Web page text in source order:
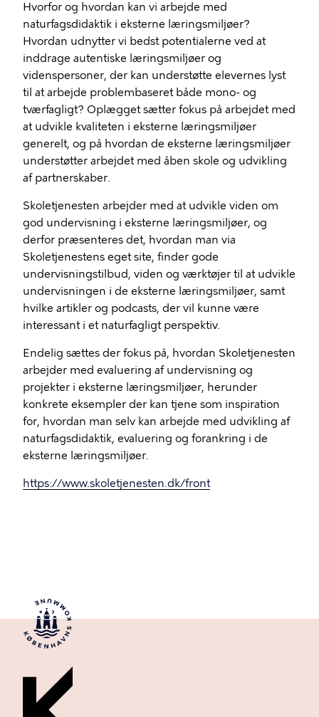
Hvorfor og hvordan kan vi arbejde med
naturfagsdidaktik i eksterne læringsmiljøer?
Hvordan udnytter vi bedst potentialerne ved at
inddrage autentiske læringsmiljøer og
videnspersoner, der kan understøtte elevernes lyst
til at arbejde problembaseret både mono- og
tværfagligt? Oplægget sætter fokus på arbejdet med
at udvikle kvaliteten i eksterne læringsmiljøer
generelt, og på hvordan de eksterne læringsmiljøer
understøtter arbejdet med åben skole og udvikling
af partnerskaber.
Skoletjenesten arbejder med at udvikle viden om
god undervisning i eksterne læringsmiljøer, og
derfor præsenteres det, hvordan man via
Skoletjenestens eget site, finder gode
undervisningstilbud, viden og værktøjer til at udvikle
undervisningen i de eksterne læringsmiljøer, samt
hvilke artikler og podcasts, der vil kunne være
interessant i et naturfagligt perspektiv.
Endelig sættes der fokus på, hvordan Skoletjenesten
arbejder med evaluering af undervisning og
projekter i eksterne læringsmiljøer, herunder
konkrete eksempler der kan tjene som inspiration
for, hvordan man selv kan arbejde med udvikling af
naturfagsdidaktik, evaluering og forankring i de
eksterne læringsmiljøer.
https://www.skoletjenesten.dk/front